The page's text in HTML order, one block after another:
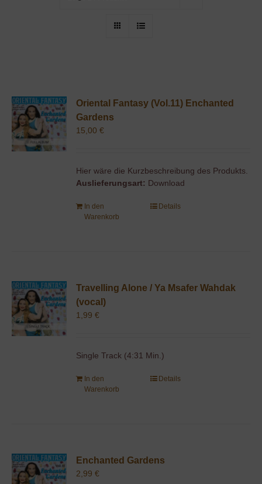
Oriental Fantasy (Vol.11) Enchanted
Gardens
15,00€
Hier wäre die Kurzbeschreibung des Produkts.
Auslieferungsart: Download
In den
Warenkorb
Details
Travelling Alone / Ya Msafer Wahdak
(vocal)
1,99€
Single Track (4:31 Min.)
In den
Warenkorb
Details
Enchanted Gardens
2,99€